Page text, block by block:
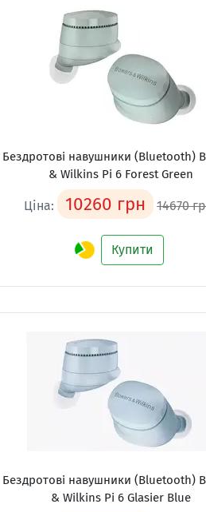
Бездротові навушники (Bluetooth)
& Wilkins Pi 6 Forest Green
Ціна: 10260 грн 14670
Купити
Бездротові навушники (Bluetooth)
& Wilkins Pi 6 Glasier Blue